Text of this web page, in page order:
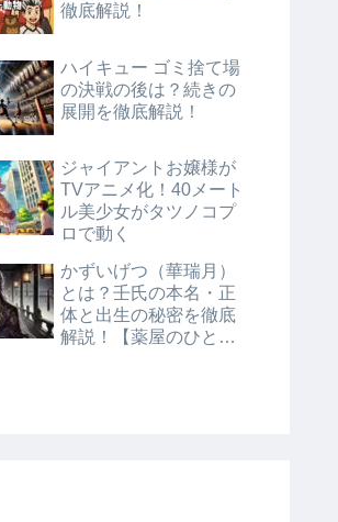
徹底解説！
ハイキュー ゴミ捨て場
の決戦の後は？続きの
展開を徹底解説！
ジャイアントお嬢様が
TVアニメ化！40メート
ル美少女がタツノコプ
ロで動く
かずいげつ（華瑞月）
とは？壬氏の本名・正
体と出生の秘密を徹底
解説！【薬屋のひとり